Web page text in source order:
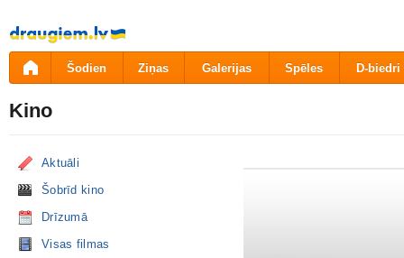
Pāriet
uz
saturu
Šodien Ziņas Galerijas Spēles D-biedri
Kino
Aktuāli
Šobrīd kino
Drīzumā
Visas filmas